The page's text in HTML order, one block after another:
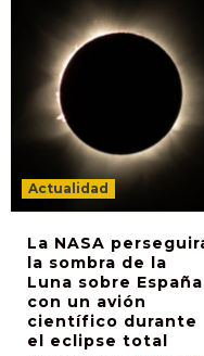
Actualidad
La NASA
la sombra de la
Luna sobre España
con un avión
científico durante
el eclipse total